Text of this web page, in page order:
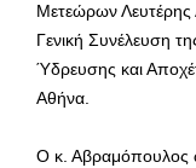
Μετεώρων
Γενική Συνέλευση
Ύδρευσης και
Αθήνα.
Ο κ. Αβραμόπουλος